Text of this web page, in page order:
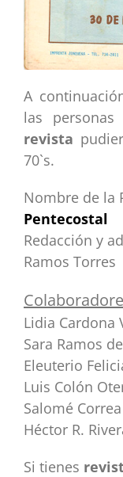
A
las
revista
70`s.
Nombre
Pentecostal
Redacción y
Ramos Torres
Lidia Cardona
Sara Ramos
Eleuterio
Luis Colón
Salomé Correa
Héctor R.
Si tienes